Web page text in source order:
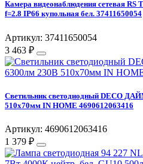
Камера видеонаблюдения сетевая
f=2.8 IP66 купольная бел. 37411650054
Артикул: 37411650054
3 463 ₽
Светильник светодиодный DECO
510х70мм IN HOME 4690612063416
Артикул: 4690612063416
1 379 ₽